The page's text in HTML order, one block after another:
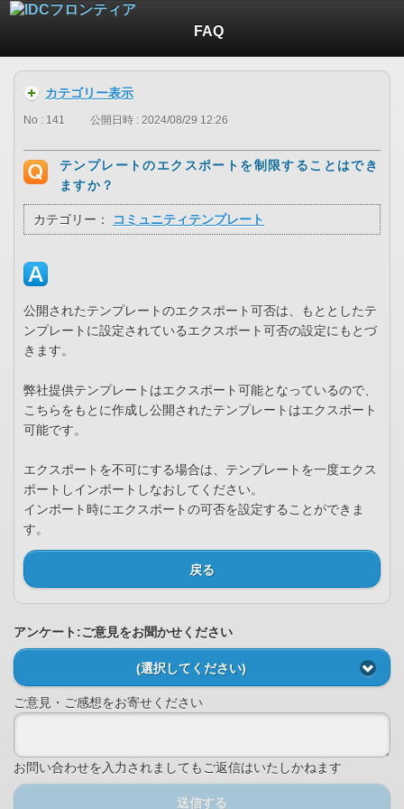
FAQ
カテゴリー表示
No : 141 公開日時 : 2024/08/29 12:26
テンプレートのエクスポートを制限することはでき
ますか？
カテゴリー： コミュニティテンプレート
公開されたテンプレートのエクスポート可否は、もととしたテ
ンプレートに設定されているエクスポート可否の設定にもとづ
きます。
弊社提供テンプレートはエクスポート可能となっているので、
こちらをもとに作成し公開されたテンプレートはエクスポート
可能です。
エクスポートを不可にする場合は、テンプレートを一度エクス
ポートしインポートしなおしてください。
インポート時にエクスポートの可否を設定することができま
す。
戻る
アンケート:ご意見をお聞かせください
(選択してください)
ご意見・ご感想をお寄せください
お問い合わせを入力されましてもご返信はいたしかねます
送信する